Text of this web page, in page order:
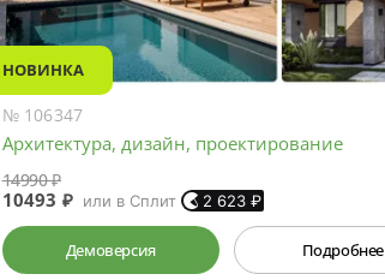
НОВИНКА
№ 106347
Архитектура, дизайн, проектирование
14990 ₽
10493 ₽ или в Сплит 2 623₽
Демоверсия Подробнее